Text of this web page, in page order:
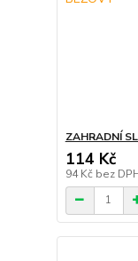
ZAHRADNÍ
114 Kč
94 Kč bez